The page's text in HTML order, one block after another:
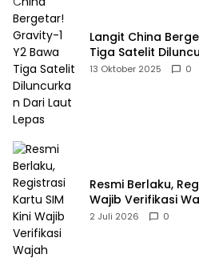
Langit China
Tiga Satelit
13 Oktober 2025 0
Resmi Berlaku,
Wajib Verifikasi
2 Juli 2026 0